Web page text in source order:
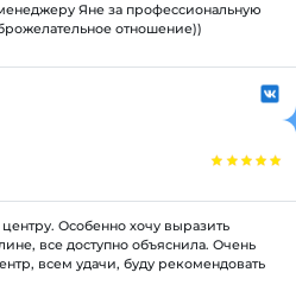
Яне за профессиональную
отношение))
Особенно хочу выразить
все доступно объяснила. Очень
всем удачи, буду рекомендовать